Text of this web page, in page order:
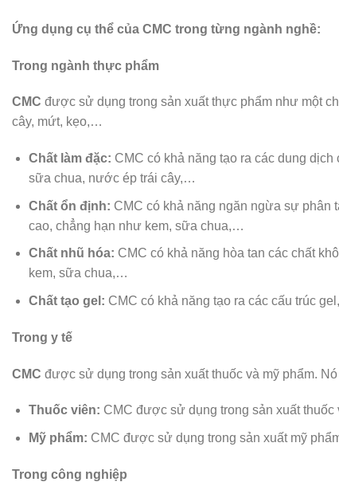
Ứng dụng cụ thể của CMC trong từng ngành nghề:
Trong ngành thực phẩm
CMC được sử dụng trong sản xuất thực phẩm như một
cây, mứt, kẹo,…
Chất làm đặc: CMC có khả năng tạo ra các dung
sữa chua, nước ép trái cây,…
Chất ổn định: CMC có khả năng ngăn ngừa sự phân
cao, chẳng hạn như kem, sữa chua,…
Chất nhũ hóa: CMC có khả năng hòa tan các chất
kem, sữa chua,…
Chất tạo gel: CMC có khả năng tạo ra các cấu trúc
Trong y tế
CMC được sử dụng trong sản xuất thuốc và mỹ phẩm.
Thuốc viên: CMC được sử dụng trong sản xuất
Mỹ phẩm: CMC được sử dụng trong sản xuất mỹ
Trong công nghiệp